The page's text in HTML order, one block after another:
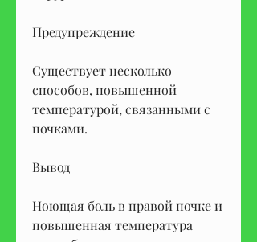
Предупреждение
Существует несколько
способов, повышенной
температурой, связанными с
почками.
Вывод
Ноющая боль в правой почке и
повышенная температура